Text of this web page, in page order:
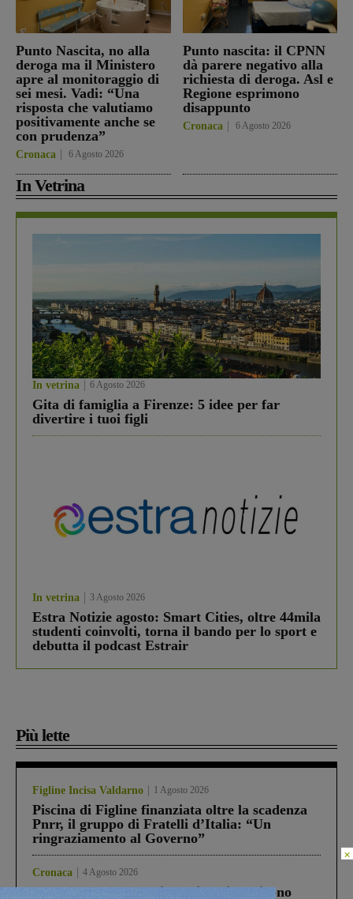
Punto Nascita, no alla
deroga ma il Ministero
apre al monitoraggio di
sei mesi. Vadi: “Una
risposta che valutiamo
positivamente anche se
con prudenza”
Cronaca 6 Agosto 2026
Punto nascita: il CPNN
dà parere negativo alla
richiesta di deroga. Asl e
Regione esprimono
disappunto
Cronaca 6 Agosto 2026
In Vetrina
In vetrina 6 Agosto 2026
Gita di famiglia a Firenze: 5 idee per far
divertire i tuoi figli
In vetrina 3 Agosto 2026
Estra Notizie agosto: Smart Cities, oltre 44mila
studenti coinvolti, torna il bando per lo sport e
debutta il podcast Estrair
Più lette
Figline Incisa Valdarno 1 Agosto 2026
Piscina di Figline finanziata oltre la scadenza
Pnrr, il gruppo di Fratelli d’Italia: “Un
ringraziamento al Governo”
Cronaca 4 Agosto 2026
Un anno fa la strage in A1 in cui morirono
×